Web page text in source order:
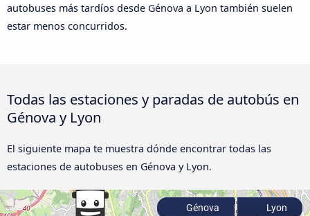
autobuses más tardíos desde Génova a Lyon también suelen
estar menos concurridos.
Todas las estaciones y paradas de autobús en
Génova y Lyon
El siguiente mapa te muestra dónde encontrar todas las
estaciones de autobuses en Génova y Lyon.
Génova Lyon